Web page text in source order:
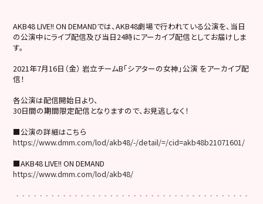
AKB48 LIVE!! ON DEMANDでは、AKB48劇場で行われている公演を、当日
の公演中にライブ配信及び当日24時にアーカイブ配信としてお届けしま
す。
2021年7月16日（金） 岩立チームB「シアターの女神」公演 をアーカイブ配
信！
各公演は配信開始日より、
30日間の期間限定配信となりますので、お見逃しなく！
■公演の詳細はこちら
https://www.dmm.com/lod/akb48/-/detail/=/cid=akb48b21071601/
■AKB48 LIVE!! ON DEMAND
https://www.dmm.com/lod/akb48/